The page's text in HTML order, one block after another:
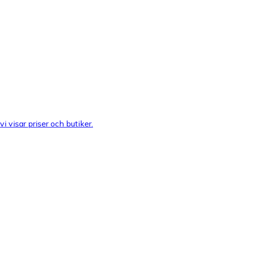
visar priser och butiker.